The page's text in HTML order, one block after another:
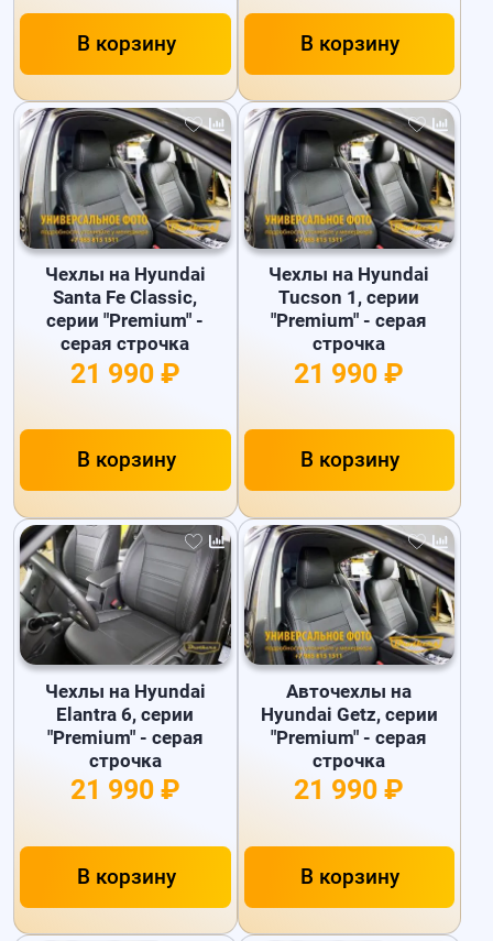
В корзину В корзину
Чехлы на Hyundai
Santa Fe Classic,
серии "Premium" -
серая строчка
21 990 ₽
В корзину
Чехлы на Hyundai
Tucson 1, серии
"Premium" - серая
строчка
21 990 ₽
В корзину
Чехлы на Hyundai
Elantra 6, серии
"Premium" - серая
строчка
21 990 ₽
В корзину
Авточехлы на
Hyundai Getz, серии
"Premium" - серая
строчка
21 990 ₽
В корзину